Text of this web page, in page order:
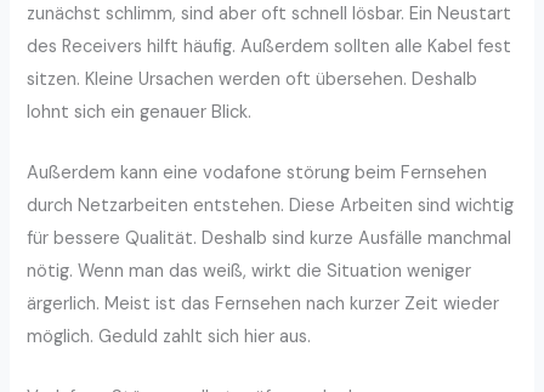
zunächst schlimm, sind aber oft schnell lösbar. Ein Neustart
des Receivers hilft häufig. Außerdem sollten alle Kabel fest
sitzen. Kleine Ursachen werden oft übersehen. Deshalb
lohnt sich ein genauer Blick.
Außerdem kann eine vodafone störung beim Fernsehen
durch Netzarbeiten entstehen. Diese Arbeiten sind wichtig
für bessere Qualität. Deshalb sind kurze Ausfälle manchmal
nötig. Wenn man das weiß, wirkt die Situation weniger
ärgerlich. Meist ist das Fernsehen nach kurzer Zeit wieder
möglich. Geduld zahlt sich hier aus.